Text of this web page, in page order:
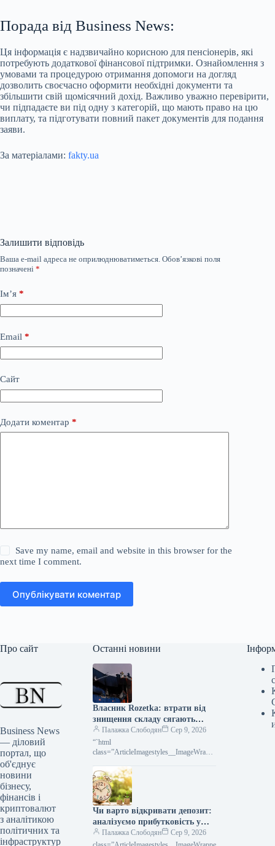
Порада від Business News:
Ця інформація є надзвичайно корисною для пенсіонерів, які
потребують додаткової фінансової підтримки. Ознайомлення з
умовами та процедурою отримання допомоги на догляд
дозволить своєчасно оформити необхідні документи та
збільшити свій щомісячний дохід. Важливо уважно перевірити,
чи підпадаєте ви під одну з категорій, що мають право на цю
виплату, та підготувати повний пакет документів для подання
заяви.
За матеріалами: fakty.ua
Залишити відповідь
Ваша e-mail адреса не оприлюднюватиметься. Обов’язкові поля
позначені *
Ім’я *
Email *
Сайт
Додати коментар *
Save my name, email and website in this browser for the
next time I comment.
Опублікувати коментар
Про сайт
Business News
— діловий
портал, що
об'єднує
новини
бізнесу,
фінансів і
криптовалют
з аналітикою
політичних та
інфраструктур
Останні новини
Власник Rozetka: втрати від
знищення складу сягають
мільярдів гривень
Палажка Слободян
Сер 9, 2026
“`html
class=”ArticleImagestyles__ImageWrappe
src="/wp-
content/uploads/2026/08/cb2b6149ecf674
28173c470a7e114f83.jpg" alt="5 серпня
три балістичні ракети рф зруйнували
найбільший розподільчий складський
комплекс Rozetka в
Чи варто відкривати депозит:
аналізуємо прибутковість у
нинішніх умовах
Палажка Слободян
Сер 9, 2026